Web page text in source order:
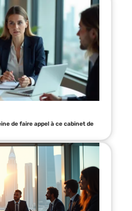
de faire appel à ce cabinet de